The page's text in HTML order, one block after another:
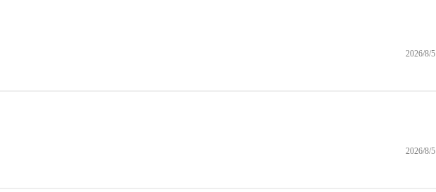
2026/8/5
2026/8/5